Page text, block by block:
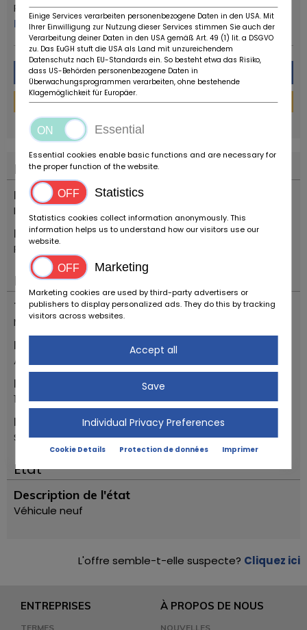
Ruote da Sogno
Plus de ce concessionnaire
Message
Financement
Localisation
Pays
Italie
Emplacement
Reggio Emilia
Important
Types de véhicules
Motocyclettes
Marque
Aprilia
Première année d'inscription
1994
Modèle
SCARABEO 50
Ètat
Description de l'état
Véhicule neuf
L'offre semble-t-elle suspecte? Cliquez ici
ENTREPRISES
TERMES
À PROPOS DE NOUS
NOUVELLES
Einige Services verarbeiten personenbezogene Daten in den USA. Mit
Ihrer Einwilligung zur Nutzung dieser Services stimmen Sie auch der
Verarbeitung deiner Daten in den USA gemäß Art. 49 (1) lit. a DSGVO
zu. Das EuGH stuft die USA als Land mit unzureichendem
Datenschutz nach EU-Standards ein. So besteht etwa das Risiko,
dass US-Behörden personenbezogene Daten in
Überwachungsprogrammen verarbeiten, ohne bestehende
Klagemöglichkeit für Europäer.
Essential
Essential cookies enable basic functions and are necessary for
the proper function of the website.
Statistics
Statistics cookies collect information anonymously. This
information helps us to understand how our visitors use our
website.
Marketing
Marketing cookies are used by third-party advertisers or
publishers to display personalized ads. They do this by tracking
visitors across websites.
Accept all
Save
Individual Privacy Preferences
Cookie Details Protection de données Imprimer